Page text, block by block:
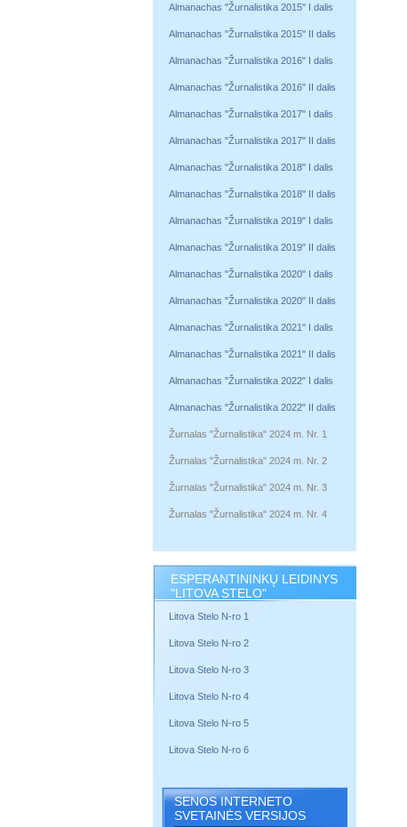
Almanachas "Žurnalistika 2015" I dalis
Almanachas "Žurnalistika 2015" II dalis
Almanachas "Žurnalistika 2016" I dalis
Almanachas "Žurnalistika 2016" II dalis
Almanachas "Žurnalistika 2017" I dalis
Almanachas "Žurnalistika 2017" II dalis
Almanachas "Žurnalistika 2018" I dalis
Almanachas "Žurnalistika 2018" II dalis
Almanachas "Žurnalistika 2019" I dalis
Almanachas "Žurnalistika 2019" II dalis
Almanachas "Žurnalistika 2020" I dalis
Almanachas "Žurnalistika 2020" II dalis
Almanachas "Žurnalistika 2021" I dalis
Almanachas "Žurnalistika 2021" II dalis
Almanachas "Žurnalistika 2022" I dalis
Almanachas "Žurnalistika 2022" II dalis
Žurnalas "Žurnalistika" 2024 m. Nr. 1
Žurnalas "Žurnalistika" 2024 m. Nr. 2
Žurnalas "Žurnalistika" 2024 m. Nr. 3
Žurnalas "Žurnalistika" 2024 m. Nr. 4
ESPERANTININKŲ LEIDINYS
"LITOVA STELO"
Litova Stelo N-ro 1
Litova Stelo N-ro 2
Litova Stelo N-ro 3
Litova Stelo N-ro 4
Litova Stelo N-ro 5
Litova Stelo N-ro 6
SENOS INTERNETO
SVETAINĖS VERSIJOS